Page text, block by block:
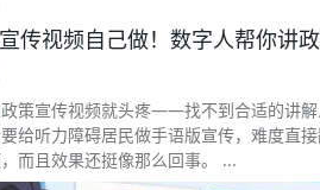
传视频自己做！数字人帮你讲
策宣传视频就头疼——找不到合适的讲
给听力障碍居民做手语版宣传，难度直
而且效果还挺像那么回事。 ...